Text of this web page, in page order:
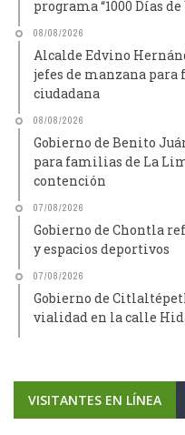
programa “1000 Días
08/08/2026
Alcalde Edvino
jefes de manzana
ciudadana
08/08/2026
Gobierno de Benito
para familias de La
contención
07/08/2026
Gobierno de Chontla
y espacios deportivos
07/08/2026
Gobierno de
vialidad en la calle
VISITANTES EN LÍNEA